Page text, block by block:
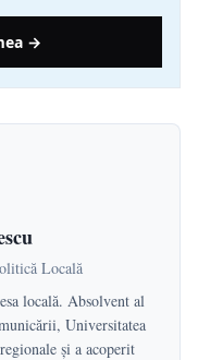
→
Locală
locală. Absolvent al
Universitatea
și a acoperit